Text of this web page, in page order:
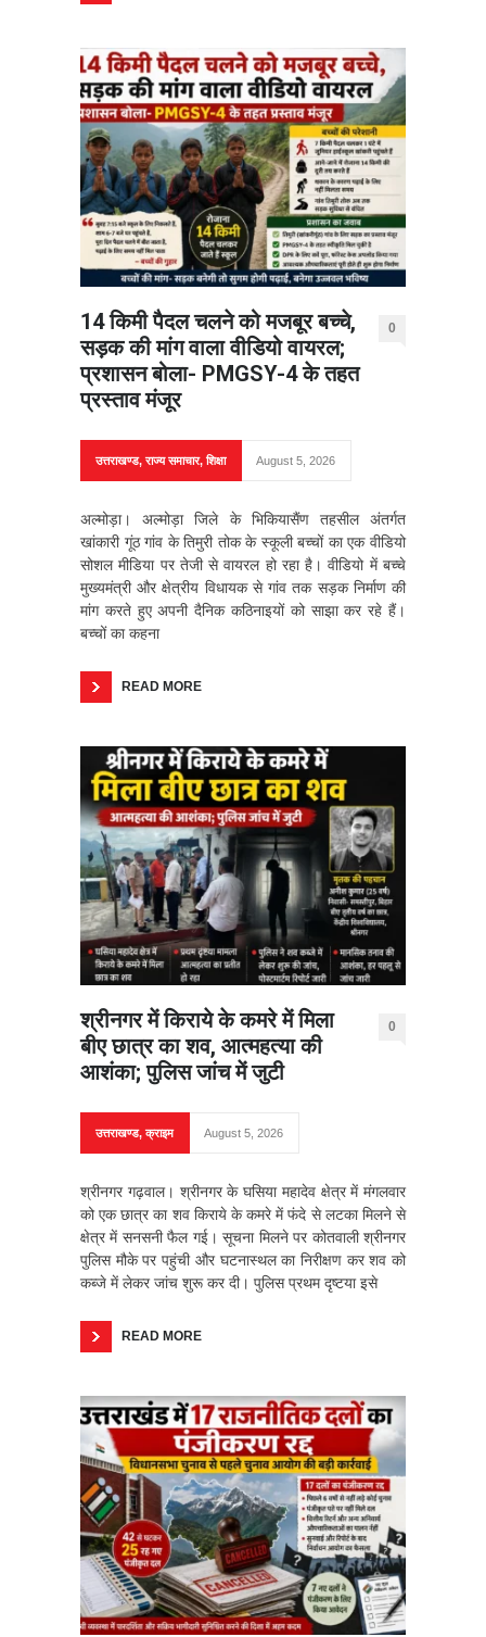
14 किमी पैदल चलने को मजबूर बच्चे,
सड़क की मांग वाला वीडियो वायरल;
प्रशासन बोला- PMGSY-4 के तहत
प्रस्ताव मंजूर
0
उत्तराखण्ड,राज्य समाचार,शिक्षा August 5, 2026
अल्मोड़ा। अल्मोड़ा जिले के भिकियासैंण तहसील अंतर्गत
खांकारी गूंठ गांव के तिमुरी तोक के स्कूली बच्चों का एक वीडियो
सोशल मीडिया पर तेजी से वायरल हो रहा है। वीडियो में बच्चे
मुख्यमंत्री और क्षेत्रीय विधायक से गांव तक सड़क निर्माण की
मांग करते हुए अपनी दैनिक कठिनाइयों को साझा कर रहे हैं।
बच्चों का कहना
READ MORE
श्रीनगर में किराये के कमरे में मिला
बीए छात्र का शव, आत्महत्या की
आशंका; पुलिस जांच में जुटी
0
उत्तराखण्ड,क्राइम August 5, 2026
श्रीनगर गढ़वाल। श्रीनगर के घसिया महादेव क्षेत्र में मंगलवार
को एक छात्र का शव किराये के कमरे में फंदे से लटका मिलने से
क्षेत्र में सनसनी फैल गई। सूचना मिलने पर कोतवाली श्रीनगर
पुलिस मौके पर पहुंची और घटनास्थल का निरीक्षण कर शव को
कब्जे में लेकर जांच शुरू कर दी। पुलिस प्रथम दृष्टया इसे
READ MORE